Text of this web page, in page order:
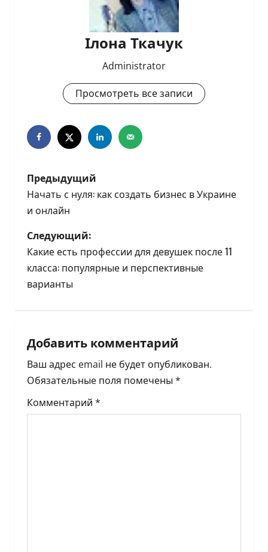
Ілона Ткачук
Administrator
Просмотреть все записи
Н
а
в
и
г
и
я
п
о
Предыдущий
Начать с нуля: как создать бизнес в Украине
и онлайн
Следующий:
Какие есть профессии для девушек после 11
класса: популярные и перспективные
варианты
Добавить комментарий
Ваш адрес email не будет опубликован.
Обязательные поля помечены *
Комментарий *